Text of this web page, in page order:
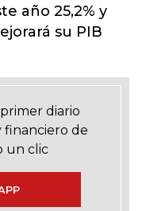
año 25,2% y
su PIB
diario
financiero de
un clic